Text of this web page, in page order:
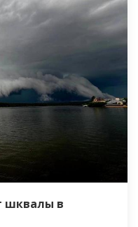
шквалы в